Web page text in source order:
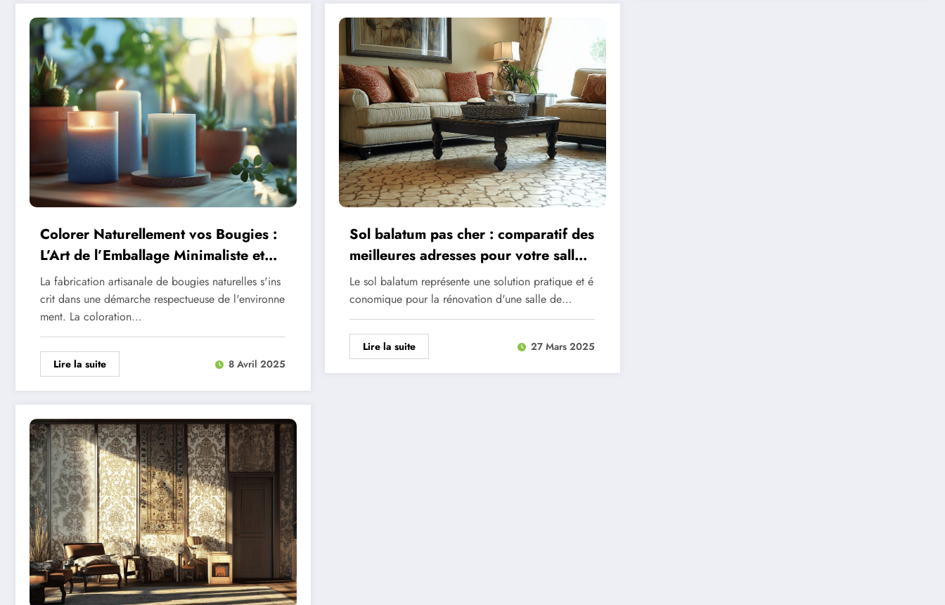
Colorer Naturellement vos Bougies :
L’Art de l’Emballage Minimaliste et
Ecologique
La fabrication artisanale de bougies naturelles s'ins
crit dans une démarche respectueuse de l'environne
ment. La coloration…
Lire la suite 8 Avril 2025
Sol balatum pas cher : comparatif des
meilleures adresses pour votre salle
de bain
Le sol balatum représente une solution pratique et é
conomique pour la rénovation d'une salle de…
Lire la suite 27 Mars 2025